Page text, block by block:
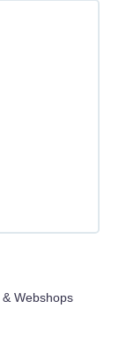
Webshops